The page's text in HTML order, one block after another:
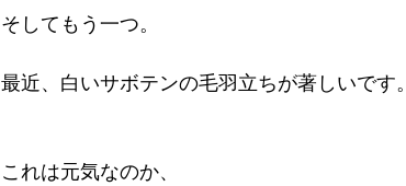
そしてもう一つ。
最近、白いサボテンの毛羽立ちが著しいです。
これは元気なのか、